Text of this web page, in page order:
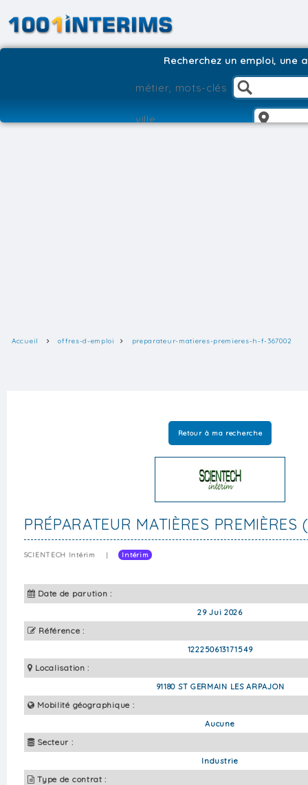
Recherchez un emploi, une
Accueil offres-d-emploi preparateur-matieres-premieres-h-f-367002
Retour à ma recherche
PRÉPARATEUR MATIÈRES
SCIENTECH Intérim | Intérim
Date de parution :
29 Jui 2026
Référence :
122250613171549
Localisation :
91180 ST GERMAIN LES ARPAJON
Mobilité géographique :
Aucune
Secteur :
Industrie
Type de contrat :